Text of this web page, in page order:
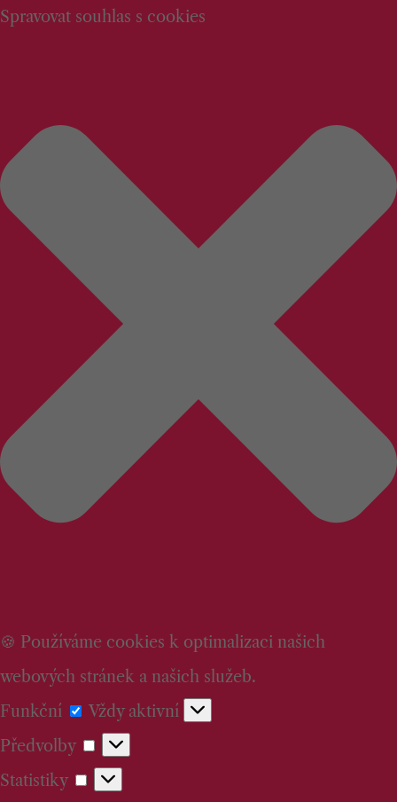
Spravovat souhlas s cookies
🍪 Používáme cookies k optimalizaci našich
webových stránek a našich služeb.
Funkční
Funkční
Vždy aktivní
Předvolby
Předvolby
Statistiky
Statistiky